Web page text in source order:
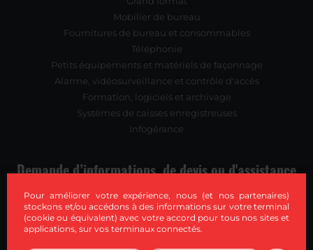
Pour améliorer votre expérience, nous (et nos partenaires)
stockons et/ou accédons à des informations sur votre terminal
(cookie ou équivalent) avec votre accord pour tous nos sites et
applications, sur vos terminaux connectés.
Mobilier de bureau
Fournitures de bureau et consommables
Téléphonie
Petits équipements et matériels de façonnage
Alarme, vidéosurveillance et contrôle d'accès
Formation, logiciels et archivage
Systèmes de caisses enregistreuses
Infogérance
Demande d’informations, de devis ou d'assistance
Contactez-nous